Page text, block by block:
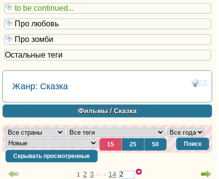
to be continued...
Про любовь
Про зомби
Остальные теги
Жанр: Сказка
Фильмы/ Сказка
Поиск
15 25
50
Скрывать просмотренные
1 2 3 · · · 14